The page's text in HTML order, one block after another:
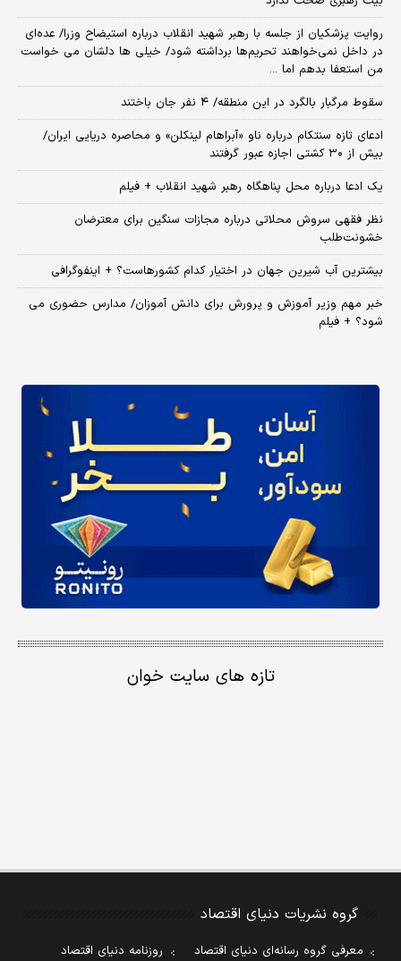
روایت پزشکیان از جلسه با رهبر شهید انقلاب درباره استیضاح وزرا/ عده‌ای
در داخل نمی‌خواهند تحریم‌ها برداشته شود/ خیلی ها دلشان می خواست
من استعفا بدهم اما ...
سقوط مرگبار بالگرد در این منطقه/ ۴ نفر جان باختند
ادعای تازه سنتکام درباره ناو «آبراهام لینکلن» و محاصره دریایی ایران/
بیش از ۳۰ کشتی اجازه عبور گرفتند
یک ادعا درباره محل پناهگاه‌ رهبر شهید انقلاب + فیلم
نظر فقهی سروش محلاتی درباره مجازات سنگین برای معترضان
خشونت‌طلب
بیشترین آب شیرین جهان در اختیار کدام کشورهاست؟ + اینفوگرافی
خبر مهم وزیر آموزش و پرورش برای دانش آموزان/ مدارس حضوری می
شود؟ + فیلم
تازه های سایت خوان
گروه نشریات دنیای اقتصاد
معرفی گروه رسانه‌ای دنیای اقتصاد
روزنامه دنیای اقتصاد